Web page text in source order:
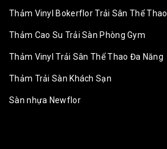
Thảm Vinyl Bokerflor Trải Sân Thể Thao
Thảm Cao Su Trải Sàn Phòng Gym
Thảm Vinyl Trải Sân Thể Thao Đa Năng
Thảm Trải Sàn Khách Sạn
Sàn nhựa Newflor